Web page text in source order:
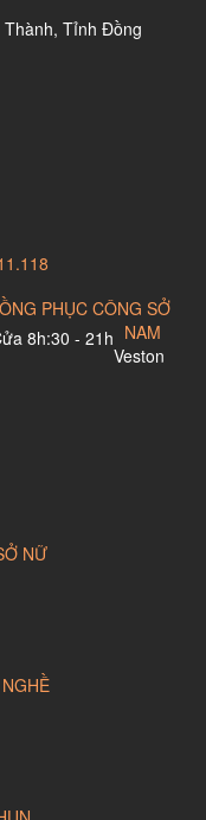
Tỉnh Đồng
8h:30 - 21h
PHỤC CÔNG SỞ
NAM
Veston
NỮ